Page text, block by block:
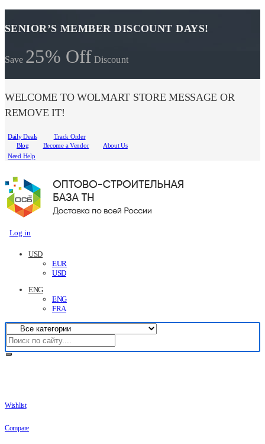
SENIOR’S MEMBER DISCOUNT DAYS!
Save 25% Off Discount
WELCOME TO WOLMART STORE MESSAGE OR
REMOVE IT!
Daily Deals
Track Order
Blog
Become a Vendor
About Us
Need Help
Log in
USD
EUR
USD
ENG
ENG
FRA
Wishlist
Compare